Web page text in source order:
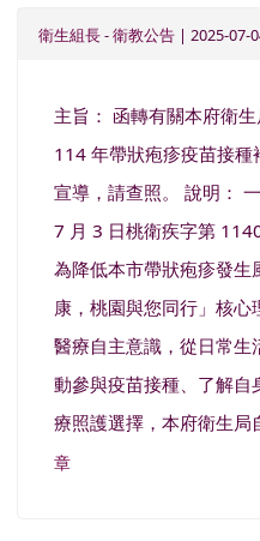
衛生組長-衛教公告 | 2025-07-
主旨： 函轉有關本府衛
114 年帶狀疱疹疫苗接
宣導，請查照。 說明：
7 月 3 日桃衛疾字第
為降低本市帶狀疱疹發生
康，桃園與您同行」核
醫療自主意識，從日常生
動參與疫苗接種、了解
療照護選擇，本府衛生局
章